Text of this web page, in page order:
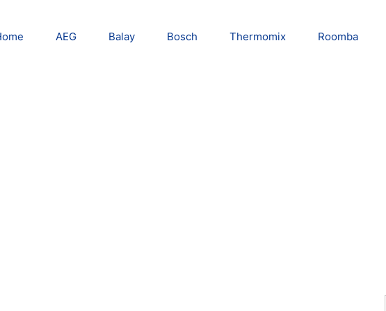
AEG Balay Bosch Thermomix Roomba